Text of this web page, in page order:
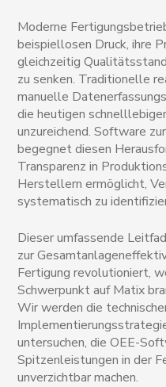
Moderne
beispiellosen Druck, ihre
gleichzeitig
zu senken. Traditionelle
manuelle
die heutigen
unzureichend. Software
begegnet diesen
Transparenz in
Herstellern ermöglicht,
systematisch zu
Dieser umfassende
zur
Fertigung revolutioniert,
Schwerpunkt auf Matix
Wir werden die
untersuchen, die OEE-
Spitzenleistungen in der
unverzichtbar machen.